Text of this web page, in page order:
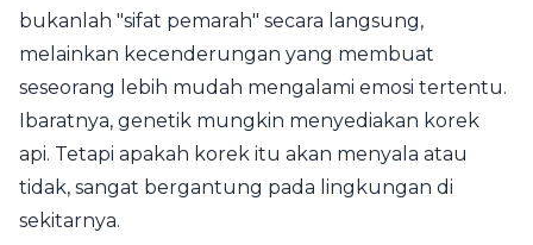
bukanlah "sifat pemarah" secara langsung,
melainkan kecenderungan yang membuat
seseorang lebih mudah mengalami emosi tertentu.
Ibaratnya, genetik mungkin menyediakan korek
api. Tetapi apakah korek itu akan menyala atau
tidak, sangat bergantung pada lingkungan di
sekitarnya.